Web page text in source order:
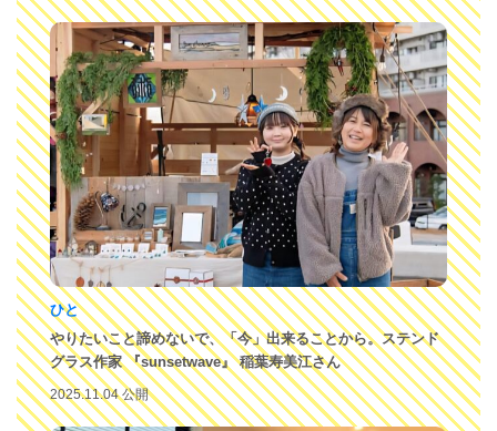
ひと
やりたいこと諦めないで、「今」出来ることから。ステンド
グラス作家 『sunsetwave』 稲葉寿美江さん
2025.11.04 公開